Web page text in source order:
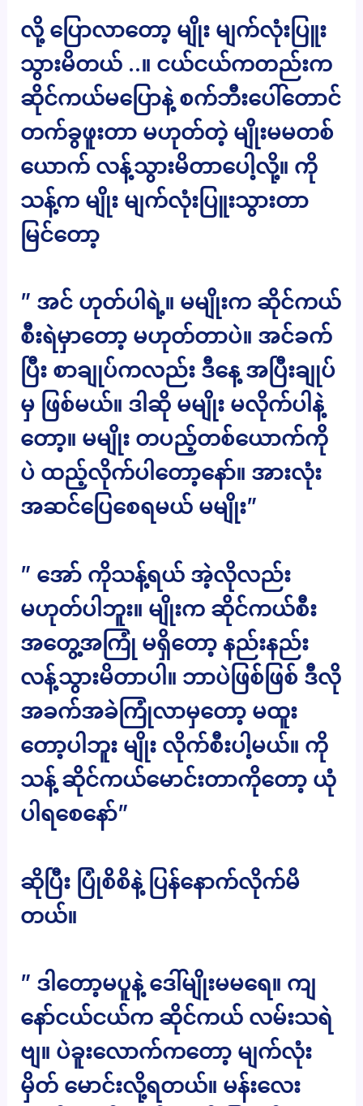
လို့ ပြောလာတော့ မျိုး မျက်လုံးပြူး
သွားမိတယ် ..။ ငယ်ငယ်ကတည်းက
ဆိုင်ကယ်မပြောနဲ့ စက်ဘီးပေါ်တောင်
တက်ခွဖူးတာ မဟုတ်တဲ့ မျိုးမမတစ်
ယောက် လန့်သွားမိတာပေါ့လို့။ ကို
သန့်က မျိုး မျက်လုံးပြူးသွားတာ
မြင်တော့
” အင် ဟုတ်ပါရဲ့။ မမျိုးက ဆိုင်ကယ်
စီးရဲမှာတော့ မဟုတ်တာပဲ။ အင်ခက်
ပြီး စာချုပ်ကလည်း ဒီနေ့ အပြီးချုပ်
မှ ဖြစ်မယ်။ ဒါဆို မမျိုး မလိုက်ပါနဲ့
တော့။ မမျိုး တပည့်တစ်ယောက်ကို
ပဲ ထည့်လိုက်ပါတော့နော်။ အားလုံး
အဆင်ပြေစေရမယ် မမျိုး”
” အော် ကိုသန့်ရယ် အဲ့လိုလည်း
မဟုတ်ပါဘူး။ မျိုးက ဆိုင်ကယ်စီး
အတွေ့အကြုံ မရှိတော့ နည်းနည်း
လန့်သွားမိတာပါ။ ဘာပဲဖြစ်ဖြစ် ဒီလို
အခက်အခဲကြုံလာမှတော့ မထူး
တော့ပါဘူး မျိုး လိုက်စီးပါ့မယ်။ ကို
သန့် ဆိုင်ကယ်မောင်းတာကိုတော့ ယုံ
ပါရစေနော်”
ဆိုပြီး ပြုံစိစိနဲ့ ပြန်နောက်လိုက်မိ
တယ်။
” ဒါတော့မပူနဲ့ ဒေါ်မျိုးမမရေ။ ကျ
နော်ငယ်ငယ်က ဆိုင်ကယ် လမ်းသရဲ
ဗျ။ ပဲခူးလောက်ကတော့ မျက်လုံး
မှိတ် မောင်းလို့ရတယ်။ မန်းလေး